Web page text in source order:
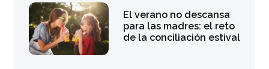
El verano no descansa
para las madres: el reto
de la conciliación estival